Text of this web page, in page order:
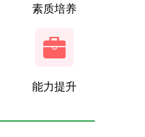
素质培养
能力提升